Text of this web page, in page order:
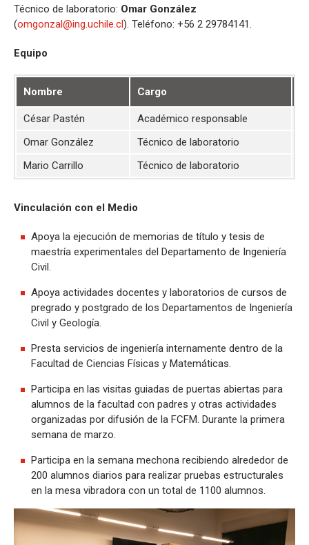
Técnico de laboratorio: Omar González
(omgonzal@ing.uchile.cl). Teléfono: +56 2 29784141.
Equipo
Nombre Cargo
César Pastén Académico responsable
Omar González
Técnico de laboratorio
Mario Carrillo
Técnico de laboratorio
Vinculación con el Medio
Apoya la ejecución de memorias de título y tesis de
maestría experimentales del Departamento de Ingeniería
Civil.
Apoya actividades docentes y laboratorios de cursos de
pregrado y postgrado de los Departamentos de Ingeniería
Civil y Geología.
Presta servicios de ingeniería internamente dentro de la
Facultad de Ciencias Físicas y Matemáticas.
Participa en las visitas guiadas de puertas abiertas para
alumnos de la facultad con padres y otras actividades
organizadas por difusión de la FCFM. Durante la primera
semana de marzo.
Participa en la semana mechona recibiendo alrededor de
200 alumnos diarios para realizar pruebas estructurales
en la mesa vibradora con un total de 1100 alumnos.